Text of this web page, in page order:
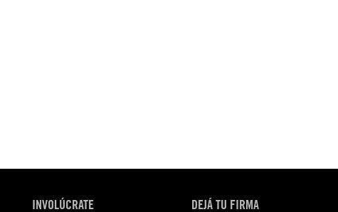
INVOLÚCRATE DEJÁ TU FIRMA